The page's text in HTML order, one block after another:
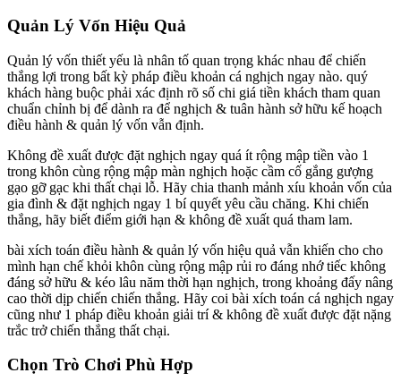
Quản Lý Vốn Hiệu Quả
Quản lý vốn thiết yếu là nhân tố quan trọng khác nhau để chiến
thắng lợi trong bất kỳ pháp điều khoản cá nghịch ngay nào. quý
khách hàng buộc phải xác định rõ số chi giá tiền khách tham quan
chuẩn chỉnh bị để dành ra để nghịch & tuân hành sở hữu kế hoạch
điều hành & quản lý vốn vẫn định.
Không đề xuất được đặt nghịch ngay quá ít rộng mập tiền vào 1
trong khôn cùng rộng mập màn nghịch hoặc cầm cố gắng gượng
gạo gỡ gạc khi thất chại lỗ. Hãy chia thanh mảnh xíu khoản vốn của
gia đình & đặt nghịch ngay 1 bí quyết yêu cầu chăng. Khi chiến
thắng, hãy biết điểm giới hạn & không đề xuất quá tham lam.
bài xích toán điều hành & quản lý vốn hiệu quả vẫn khiến cho cho
mình hạn chế khỏi khôn cùng rộng mập rủi ro đáng nhớ tiếc không
đáng sở hữu & kéo lâu năm thời hạn nghịch, trong khoảng đấy nâng
cao thời dịp chiến chiến thắng. Hãy coi bài xích toán cá nghịch ngay
cũng như 1 pháp điều khoản giải trí & không đề xuất được đặt nặng
trắc trở chiến thắng thất chại.
Chọn Trò Chơi Phù Hợp